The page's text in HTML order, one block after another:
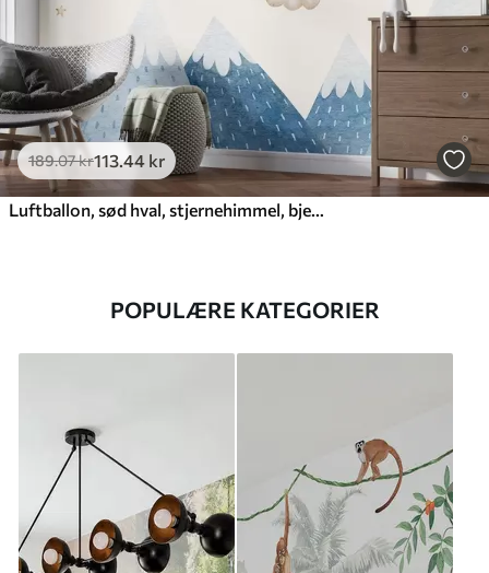
189.07kr113.44 kr
Luftballon, sød hval, stjernehimmel, bjerge, akvarel, blå og beige farver
POPULÆRE KATEGORIER